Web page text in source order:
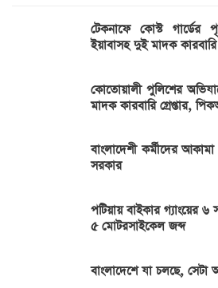
টেকনাফে কোস্ট
ইয়াবাসহ দুই মাদক
কোতোয়ালী পুলিশের
মাদক কারবারি গ্রেপ্তার,
বাংলাদেশী কর্মীদের
সরকার
পটিয়ায় বাইকার গ্যাংয়ের
৫ মোটরসাইকেল জব্দ
বাংলাদেশে যা চলছে,